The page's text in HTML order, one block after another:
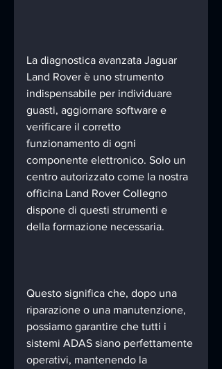
La diagnostica avanzata Jaguar
Land Rover è uno strumento
indispensabile per individuare
guasti, aggiornare software e
verificare il corretto
funzionamento di ogni
componente elettronico. Solo un
centro autorizzato come la nostra
officina Land Rover Collegno
dispone di questi strumenti e
della formazione necessaria.
Questo significa che, dopo una
riparazione o una manutenzione,
possiamo garantire che tutti i
sistemi ADAS siano perfettamente
operativi, mantenendo la